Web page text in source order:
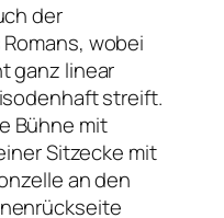
der
wobei
ganz linear
streift.
Bühne mit
Sitzecke mit
an den